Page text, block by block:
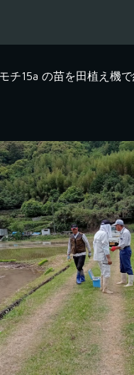
15a の苗を田植え機で